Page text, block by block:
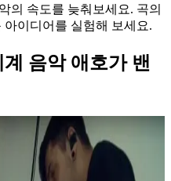
의 속도를 늦춰보세요. 곡의
이디어를 실험해 보세요.
음악 애호가 밴